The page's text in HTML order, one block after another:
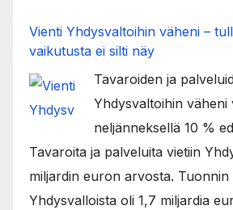
Vienti Yhdysvaltoihin väheni –
vaikutusta ei silti näy
Tavaroiden ja
Yhdysvaltoihin väheni
neljänneksellä 10 %
Tavaroita ja palveluita vietiin
miljardin euron arvosta. Tuonnin
Yhdysvalloista oli 1,7 miljardia